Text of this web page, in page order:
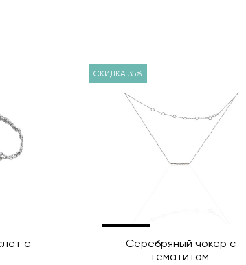
с
СКИДКА 35%
Серебряный чокер с
гематитом